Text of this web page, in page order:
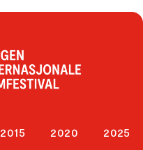
2015
2020
2025